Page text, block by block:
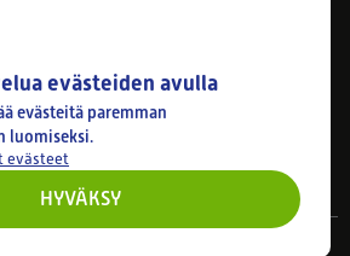
27.7.-21.8. klo 8-16
evästeiden avulla
evästeitä paremman
luomiseksi.
evästeet
HYVÄKSY